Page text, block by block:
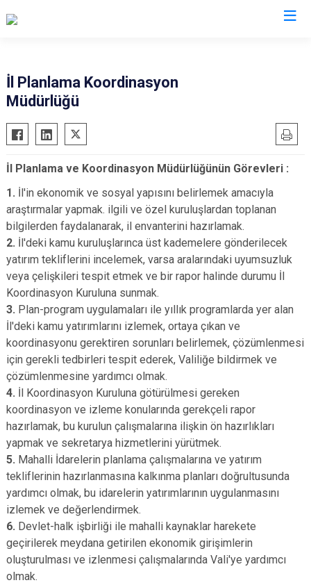
İl Planlama Koordinasyon
Müdürlüğü
İl Planlama ve Koordinasyon Müdürlüğünün Görevleri :
1. İl'in ekonomik ve sosyal yapısını belirlemek amacıyla
araştırmalar yapmak. ilgili ve özel kuruluşlardan toplanan
bilgilerden faydalanarak, il envanterini hazırlamak.
2. İl'deki kamu kuruluşlarınca üst kademelere gönderilecek
yatırım tekliflerini incelemek, varsa aralarındaki uyumsuzluk
veya çelişkileri tespit etmek ve bir rapor halinde durumu İl
Koordinasyon Kuruluna sunmak.
3. Plan-program uygulamaları ile yıllık programlarda yer alan
İl'deki kamu yatırımlarını izlemek, ortaya çıkan ve
koordinasyonu gerektiren sorunları belirlemek, çözümlenmesi
için gerekli tedbirleri tespit ederek, Valiliğe bildirmek ve
çözümlenmesine yardımcı olmak.
4. İl Koordinasyon Kuruluna götürülmesi gereken
koordinasyon ve izleme konularında gerekçeli rapor
hazırlamak, bu kurulun çalışmalarına ilişkin ön hazırlıkları
yapmak ve sekretarya hizmetlerini yürütmek.
5. Mahalli İdarelerin planlama çalışmalarına ve yatırım
tekliflerinin hazırlanmasına kalkınma planları doğrultusunda
yardımcı olmak, bu idarelerin yatırımlarının uygulanmasını
izlemek ve değerlendirmek.
6. Devlet-halk işbirliği ile mahalli kaynaklar harekete
geçirilerek meydana getirilen ekonomik girişimlerin
oluşturulması ve izlenmesi çalışmalarında Vali'ye yardımcı
olmak.